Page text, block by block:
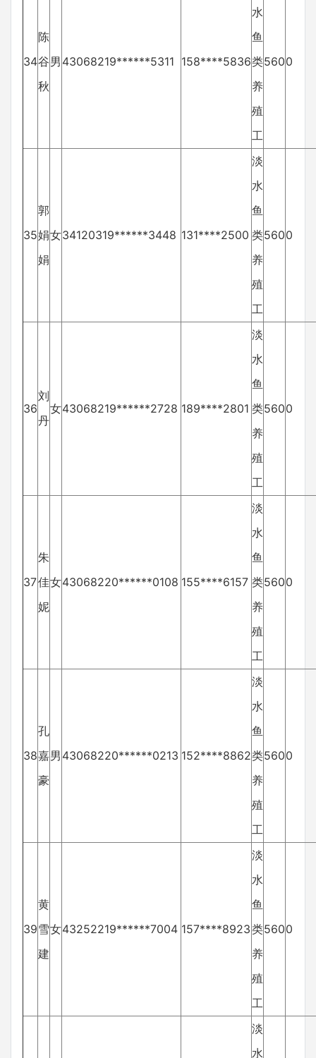
34
陈
谷
秋
男 43068219******5311 158****5836
水
鱼
类
养
殖
工
5600
35
郭
娟
娟
女34120319******3448 131****2500
淡
水
鱼
类
养
殖
工
5600
36
刘
丹
女43068219******2728 189****2801
淡
水
鱼
类
养
殖
工
5600
37
朱
佳
妮
女43068220******0108 155****6157
淡
水
鱼
类
养
殖
工
5600
38
孔
嘉
豪
男 43068220******0213 152****8862
淡
水
鱼
类
养
殖
工
5600
39
黄
雪
建
女43252219******7004 157****8923
淡
水
鱼
类
养
殖
工
5600
淡
水